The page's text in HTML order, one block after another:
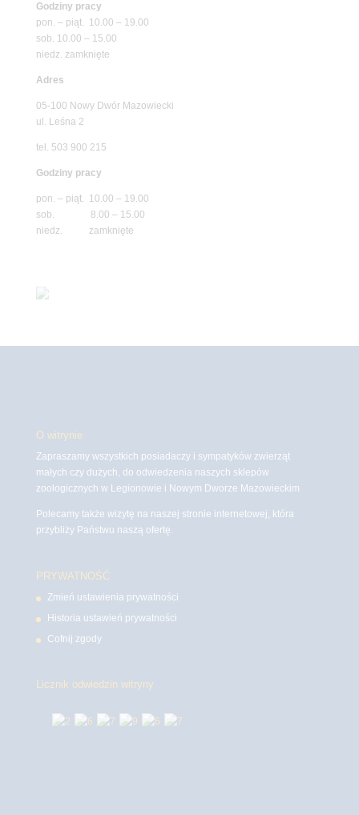
Godziny pracy
pon. – piąt. 10.00 – 19.00
sob. 10.00 – 15.00
niedz. zamknięte
Adres
05-100 Nowy Dwór Mazowiecki
ul. Leśna 2
tel. 503 900 215
Godziny pracy
pon. – piąt. 10.00 – 19.00
sob. 8.00 – 15.00
niedz. zamknięte
O witrynie
Zapraszamy wszystkich posiadaczy i sympatyków zwierząt
małych czy dużych, do odwiedzenia naszych sklepów
zoologicznych w Legionowie i Nowym Dworze Mazowieckim
Polecamy także wizytę na naszej stronie internetowej, która
przybliży Państwu naszą ofertę.
PRYWATNOŚĆ
Zmień ustawienia prywatności
Historia ustawień prywatności
Cofnij zgody
Licznik odwiedzin witryny